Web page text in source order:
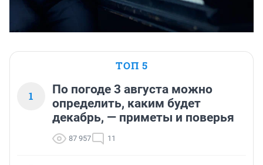
ТОП 5
1
По погоде 3 августа можно
определить, каким будет
декабрь, — приметы и поверья
87 957 11